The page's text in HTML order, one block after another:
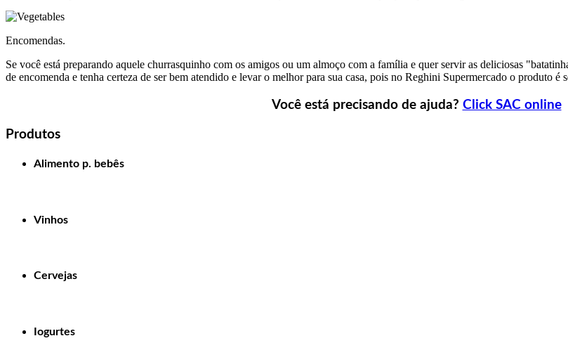
Encomendas.
Se você está preparando aquele churrasquinho com os amigos ou um almoço com a família e quer servir as deliciosas
de encomenda e tenha certeza de ser bem atendido e levar o melhor para sua casa, pois no Reghini Supermercado o produto é
Você está precisando de ajuda? Click SAC online
Produtos
Alimento p. bebês
Vinhos
Cervejas
Iogurtes